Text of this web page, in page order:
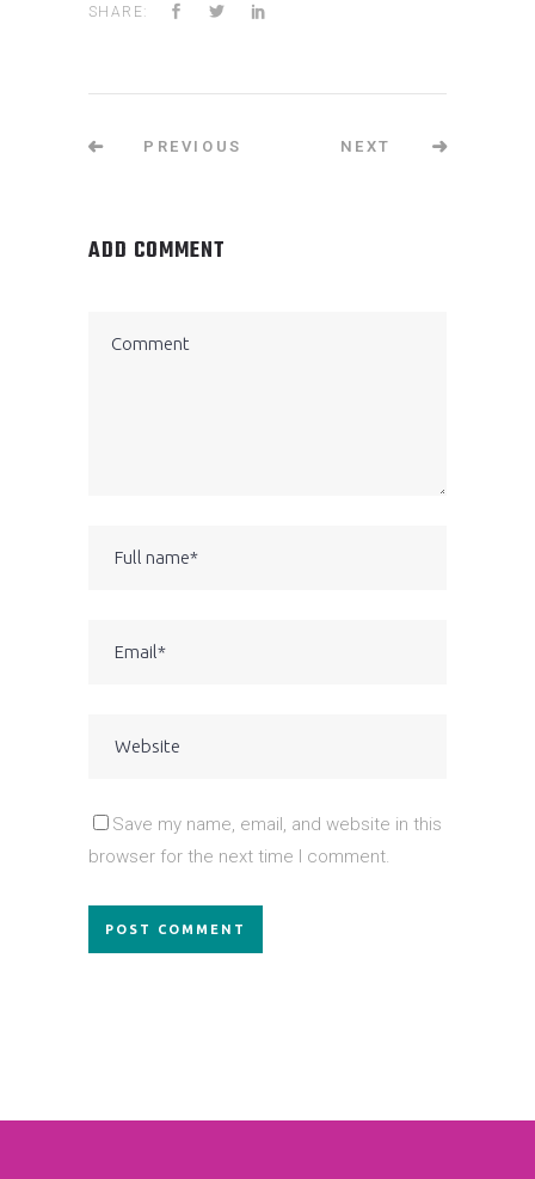
SHARE:
PREVIOUS NEXT
ADD COMMENT
Save my name, email, and website in this
browser for the next time I comment.